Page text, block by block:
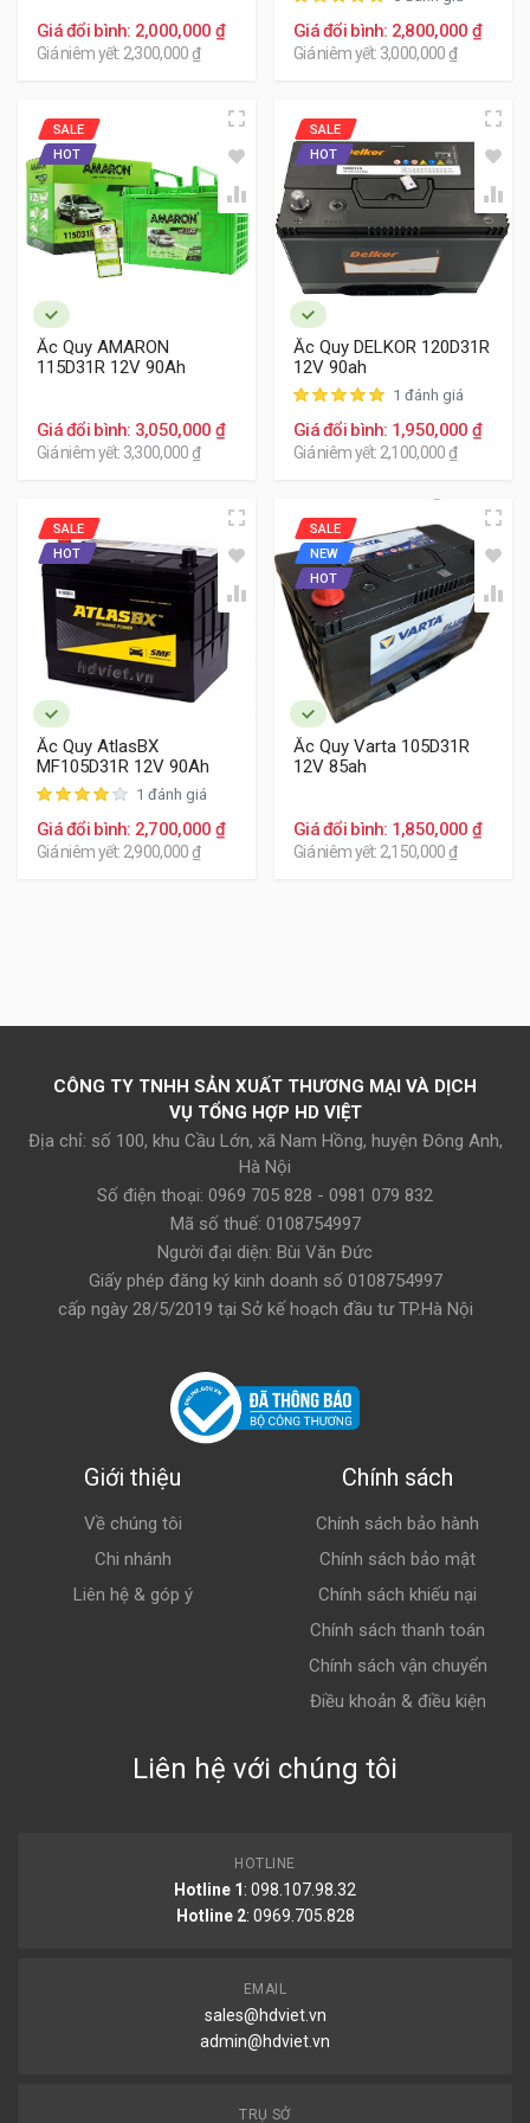
Amaron,...
Các bình ắc quy thay thế cho Hyundai Galloper xem dưới
Giá đổi bình: 2,000,000 ₫
Giá niêm yết: 2,300,000 ₫
Giá đổi bình: 2,800,000 ₫
Giá niêm yết: 3,000,000 ₫
SALE
HOT
Ắc Quy AMARON
115D31R 12V 90Ah
Giá đổi bình: 3,050,000 ₫
Giá niêm yết: 3,300,000 ₫
SALE
HOT
Ắc Quy DELKOR 120D31R
12V 90ah
1 đánh giá
Giá đổi bình: 1,950,000 ₫
Giá niêm yết: 2,100,000 ₫
SALE
HOT
Ắc Quy AtlasBX
MF105D31R 12V 90Ah
1 đánh giá
Giá đổi bình: 2,700,000 ₫
Giá niêm yết: 2,900,000 ₫
SALE
NEW
HOT
Ắc Quy Varta 105D31R
12V 85ah
Giá đổi bình: 1,850,000 ₫
Giá niêm yết: 2,150,000 ₫
CÔNG TY TNHH SẢN XUẤT THƯƠNG MẠI VÀ DỊCH
VỤ TỔNG HỢP HD VIỆT
Địa chỉ: số 100, khu Cầu Lớn, xã Nam Hồng, huyện Đông Anh,
Hà Nội
Số điện thoại: 0969 705 828 - 0981 079 832
Mã số thuế: 0108754997
Người đại diện: Bùi Văn Đức
Giấy phép đăng ký kinh doanh số 0108754997
cấp ngày 28/5/2019 tại Sở kế hoạch đầu tư TP.Hà Nội
Giới thiệu
Về chúng tôi
Chi nhánh
Liên hệ & góp ý
Chính sách
Chính sách bảo hành
Chính sách bảo mật
Chính sách khiếu nại
Chính sách thanh toán
Chính sách vận chuyển
Điều khoản & điều kiện
Liên hệ với chúng tôi
HOTLINE
Hotline 1 : 098.107.98.32
Hotline 2: 0969.705.828
EMAIL
sales@hdviet.vn
admin@hdviet.vn
TRỤ SỞ